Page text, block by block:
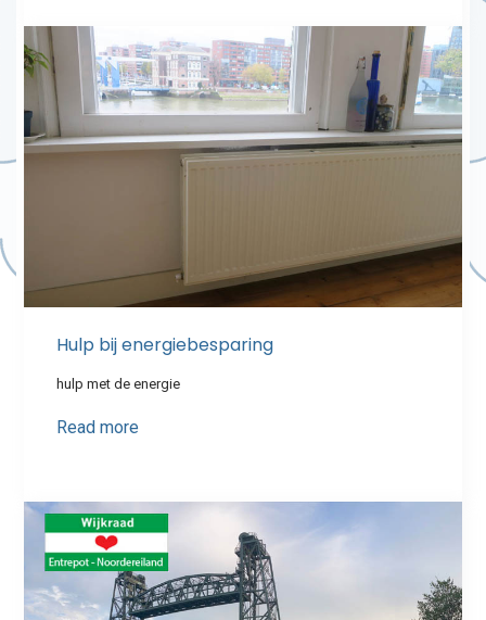
Hulp bij energiebesparing
hulp met de energie
Read more